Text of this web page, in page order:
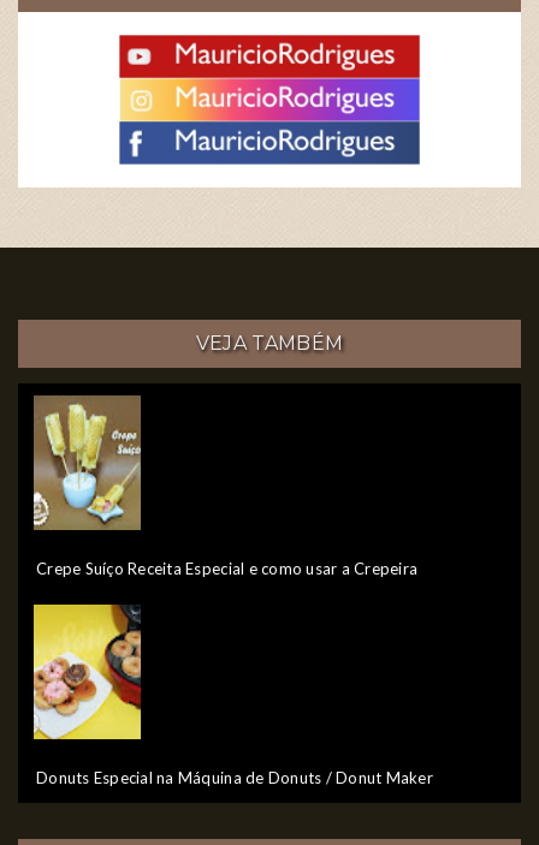
VEJA TAMBÉM
Crepe Suíço Receita Especial e como usar a Crepeira
Donuts Especial na Máquina de Donuts / Donut Maker